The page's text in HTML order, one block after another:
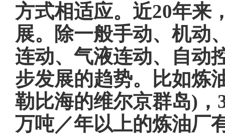
方式相适应。近20年来
展。除一般手动、机动
连动、气液连动、自动
步发展的趋势。比如炼
勒比海的维尔京群岛)，
万吨／年以上的炼油厂